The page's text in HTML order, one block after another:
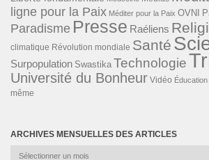
ligne pour la Paix Méditer pour la Paix OVNI
Paradisme Presse Raéliens
climatique Révolution mondiale Santé
Surpopulation Swastika Technologie
Université du Bonheur Vidéo
même
ARCHIVES MENSUELLES DES ARTICLES
Archives